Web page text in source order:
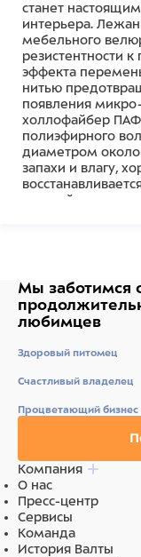
станет
интерьера.
мебельного
резистентности
эффекта
нитью
появления
холлофайбер
полиэфирного
диаметром около
запахи и влагу,
упругий и
Состав
Мы заботимся
любимцев
Здоровый питомец
Счастливый владелец
Процветающий бизнес
Компания
О нас
Пресс-центр
Сервисы
Команда
История Валты